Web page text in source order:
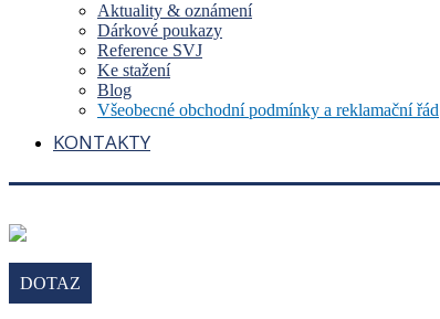
Aktuality & oznámení
Dárkové poukazy
Reference SVJ
Ke stažení
Blog
Všeobecné obchodní podmínky a reklamační řád
KONTAKTY
DOTAZ